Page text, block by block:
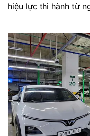
hiệu lực thi hành từ